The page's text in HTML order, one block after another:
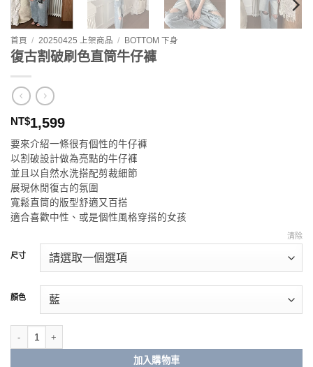
首頁 / 20250425 上架商品 / BOTTOM 下身
復古割破刷色直筒牛仔褲
NT$1,599
要來介紹一條很有個性的牛仔褲
以割破設計做為亮點的牛仔褲
並且以自然水洗搭配剪裁細節
展現休閒復古的氛圍
寬鬆直筒的版型舒適又百搭
適合喜歡中性、或是個性風格穿搭的女孩
尺寸
顏色
清除
加入購物車